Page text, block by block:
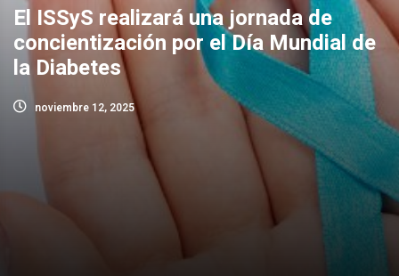
El ISSyS realizará una jornada de
concientización por el Día Mundial de
la Diabetes
noviembre 12, 2025